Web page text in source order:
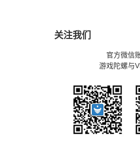
关注我们
官方微信
游戏陀螺与